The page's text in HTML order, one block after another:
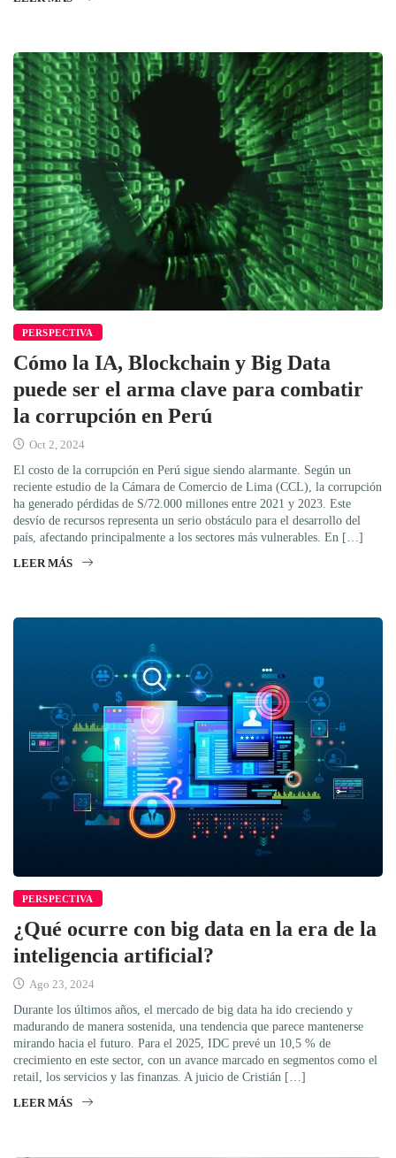
PERSPECTIVA
Cómo la IA, Blockchain y Big Data
puede ser el arma clave para combatir
la corrupción en Perú
Oct 2, 2024
El costo de la corrupción en Perú sigue siendo alarmante. Según un
reciente estudio de la Cámara de Comercio de Lima (CCL), la corrupción
ha generado pérdidas de S/72.000 millones entre 2021 y 2023. Este
desvío de recursos representa un serio obstáculo para el desarrollo del
país, afectando principalmente a los sectores más vulnerables. En […]
LEER MÁS
PERSPECTIVA
¿Qué ocurre con big data en la era de la
inteligencia artificial?
Ago 23, 2024
Durante los últimos años, el mercado de big data ha ido creciendo y
madurando de manera sostenida, una tendencia que parece mantenerse
mirando hacia el futuro. Para el 2025, IDC prevé un 10,5 % de
crecimiento en este sector, con un avance marcado en segmentos como el
retail, los servicios y las finanzas. A juicio de Cristián […]
LEER MÁS